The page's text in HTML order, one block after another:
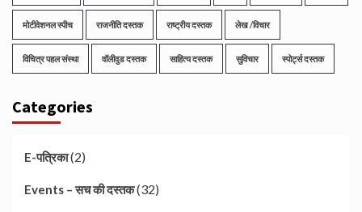
मोटीवेशनल स्पीच राजनीति दस्तक राष्ट्रीय दस्तक लेख /विचार
विचित्र पहल संस्था वॉलीवुड दस्तक साहित्य दस्तक सुविचार स्पोर्ट्स दस्तक
Categories
E-पत्रिका(2)
Events – सच की दस्तक(32)